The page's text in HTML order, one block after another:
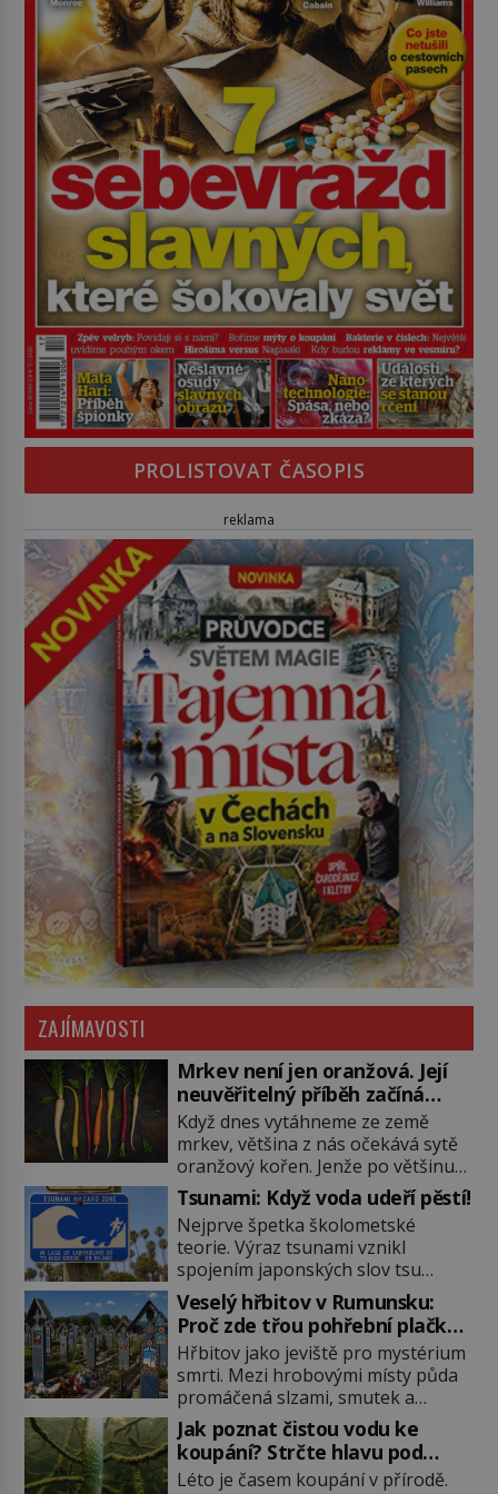
PROLISTOVAT ČASOPIS
reklama
ZAJÍMAVOSTI
Mrkev není jen oranžová. Její
neuvěřitelný příběh začíná
fialovou barvou
Když dnes vytáhneme ze země
mrkev, většina z nás očekává sytě
oranžový kořen. Jenže po většinu
své historie je mrkev všechno
možné, jen ne oranžová. Je fialová,
žlutá, bílá, někdy dokonce téměř
černá. Až díky stovkám let
pečlivého šlechtění se z ní stává
zelenina, bez které si českou
zahradu ani nedokážeme
představit. Její příběh je […]
Tsunami: Když voda udeří pěstí!
Nejprve špetka školometské
teorie. Výraz tsunami vznikl
spojením japonských slov tsu
(přístav) a nami (vlna). Jedná se o
dlouhou vlnu, která je na volném
moři takřka nepostřehnutelná.
Ačkoli je vlnová délka tsunami i 300
kilometrů, výška vlny na volném
moři je maximálně 1,5 metru.
Máme se podobné obří vlny obávat
i v Evropě? Vznik tsunami si […]
Veselý hřbitov v Rumunsku:
Proč zde třou pohřební plačky
bídu s nouzí?
Hřbitov jako jeviště pro mystérium
smrti. Mezi hrobovými místy půda
promáčená slzami, smutek a
vědomí konečnosti lidské existence.
Jsou ale výjimky, kde pohřební
plačky smutně žmoulají kapesníky
nikoli při smutečním obřadu, ale
Jak poznat čistou vodu ke
koupání? Strčte hlavu pod
hladinu!
Léto je časem koupání v přírodě.